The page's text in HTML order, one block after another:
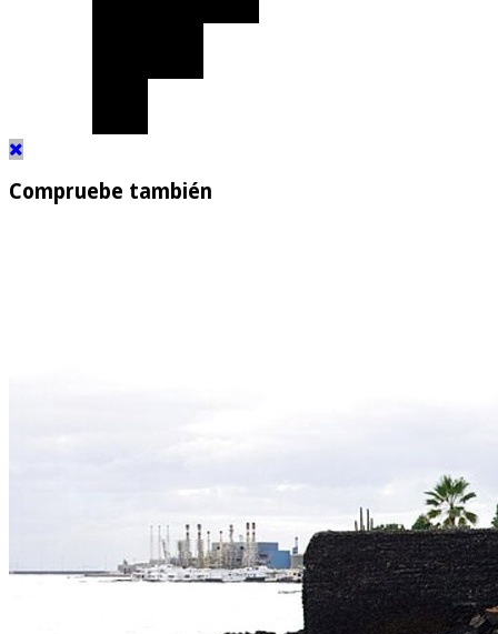
Compruebe también